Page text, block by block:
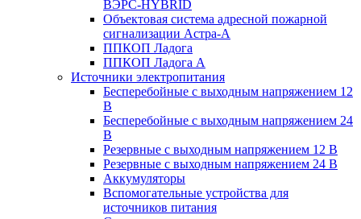
ВЭРС-HYBRID
Объектовая система адресной пожарной
сигнализации Астра-А
ППКОП Ладога
ППКОП Ладога А
Источники электропитания
Бесперебойные с выходным напряжением 12
В
Бесперебойные с выходным напряжением 24
В
Резервные с выходным напряжением 12 В
Резервные с выходным напряжением 24 В
Аккумуляторы
Вспомогательные устройства для
источников питания